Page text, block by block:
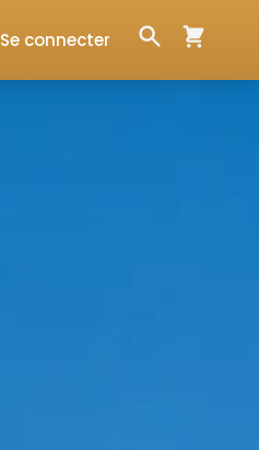
Se connecter